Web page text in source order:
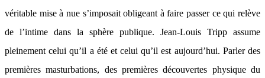
véritable mise à nue s’imposait obligeant à faire passer ce qui relève
de l’intime dans la sphère publique. Jean-Louis Tripp assume
pleinement celui qu’il a été et celui qu’il est aujourd’hui. Parler des
premières masturbations, des premières découvertes physique du